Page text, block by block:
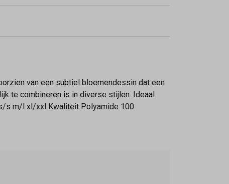
van een subtiel bloemendessin dat een
te combineren is in diverse stijlen. Ideaal
s m/l xl/xxl Kwaliteit Polyamide 100